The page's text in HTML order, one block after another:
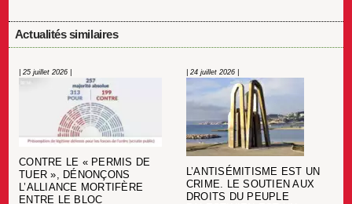
Actualités similaires
| 25 juillet 2026 |
CONTRE LE « PERMIS DE
TUER », DÉNONÇONS
L’ALLIANCE MORTIFÈRE
ENTRE LE BLOC
| 24 juillet 2026 |
L’ANTISÉMITISME EST UN
CRIME. LE SOUTIEN AUX
DROITS DU PEUPLE